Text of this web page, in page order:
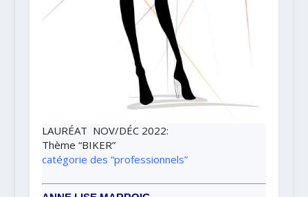
LAURÉAT NOV/DÉC 2022:
Thème “BIKER”
catégorie des “professionnels”